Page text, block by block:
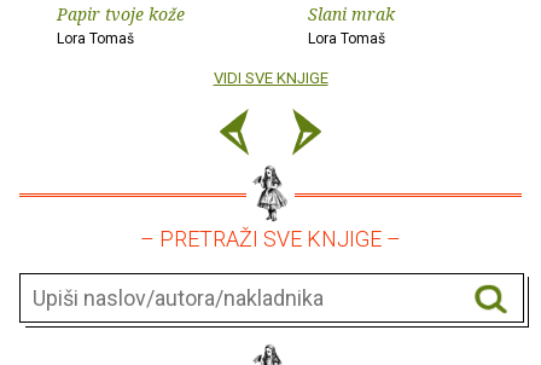
Papir tvoje kože
Lora Tomaš
Slani mrak
Lora Tomaš
VIDI SVE KNJIGE
– PRETRAŽI SVE KNJIGE –